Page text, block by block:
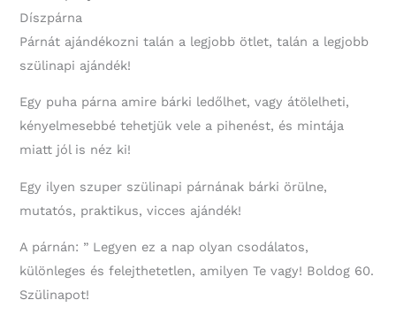
Díszpárna
Párnát ajándékozni talán a legjobb ötlet, talán a legjobb
szülinapi ajándék!
Egy puha párna amire bárki ledőlhet, vagy átölelheti,
kényelmesebbé tehetjük vele a pihenést, és mintája
miatt jól is néz ki!
Egy ilyen szuper szülinapi párnának bárki örülne,
mutatós, praktikus, vicces ajándék!
A párnán: ” Legyen ez a nap olyan csodálatos,
különleges és felejthetetlen, amilyen Te vagy! Boldog 60.
Szülinapot!